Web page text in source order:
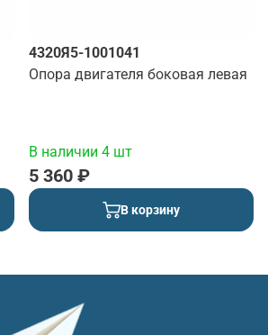
4320Я5-1001041
Опора двигателя боковая левая
В наличии 4 шт
5 360 ₽
В корзину